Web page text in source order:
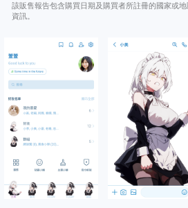
該販售報告包含購買日期及購買者所註冊的國家或
資訊。